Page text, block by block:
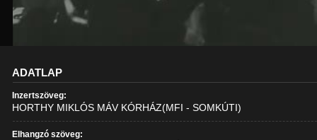
ADATLAP
Inzertszöveg:
HORTHY MIKLÓS MÁV KÓRHÁZ(MFI - SOMKÚTI)
Elhangzó szöveg: